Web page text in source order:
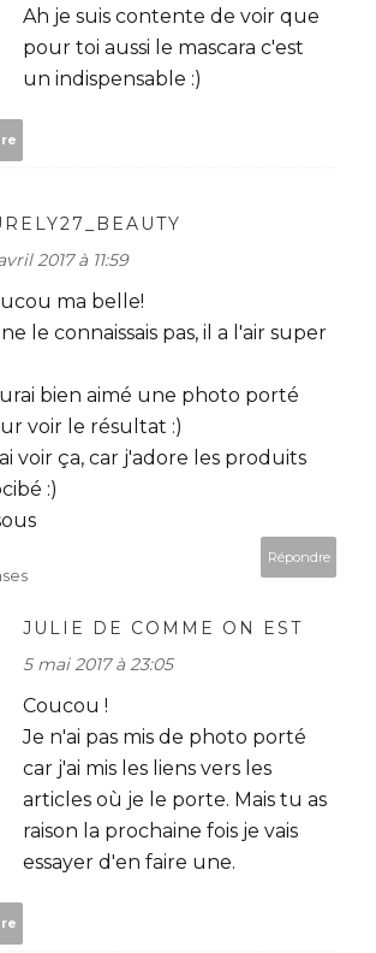
Ah je suis contente de voir que
pour toi aussi le mascara c'est
un indispensable :)
2017 à 11:59
ma belle!
le connaissais pas, il a l'air super
bien aimé une photo porté
voir le résultat :)
voir ça, car j'adore les produits
:)
Répondre
JULIE DE COMME ON EST
5 mai 2017 à 23:05
Coucou !
Je n'ai pas mis de photo porté
car j'ai mis les liens vers les
articles où je le porte. Mais tu as
raison la prochaine fois je vais
essayer d'en faire une.